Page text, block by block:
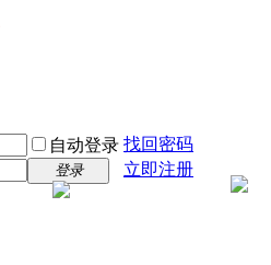
自动登录 找回密码
登录
立即注册